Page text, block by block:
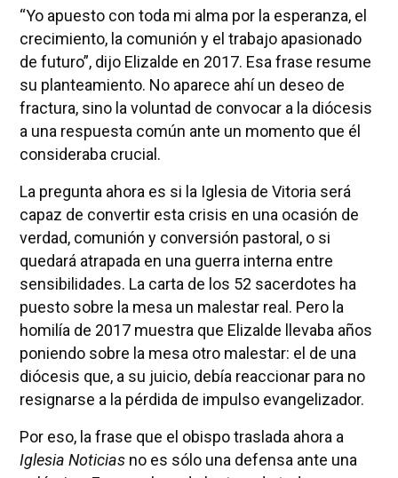
“Yo apuesto con toda mi alma por la esperanza, el
crecimiento, la comunión y el trabajo apasionado
de futuro”, dijo Elizalde en 2017. Esa frase resume
su planteamiento. No aparece ahí un deseo de
fractura, sino la voluntad de convocar a la diócesis
a una respuesta común ante un momento que él
consideraba crucial.
La pregunta ahora es si la Iglesia de Vitoria será
capaz de convertir esta crisis en una ocasión de
verdad, comunión y conversión pastoral, o si
quedará atrapada en una guerra interna entre
sensibilidades. La carta de los 52 sacerdotes ha
puesto sobre la mesa un malestar real. Pero la
homilía de 2017 muestra que Elizalde llevaba años
poniendo sobre la mesa otro malestar: el de una
diócesis que, a su juicio, debía reaccionar para no
resignarse a la pérdida de impulso evangelizador.
Por eso, la frase que el obispo traslada ahora a
Iglesia Noticiasno es sólo una defensa ante una